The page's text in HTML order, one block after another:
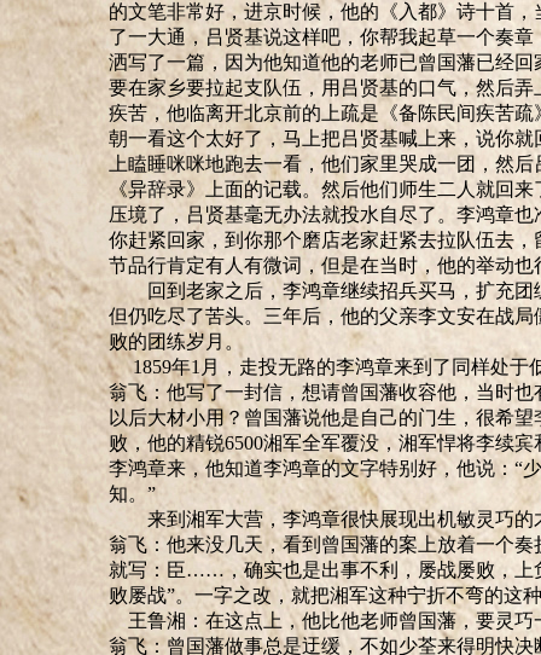
的文笔非常好，进京时候，他的《入都》诗十首
了一大通，吕贤基说这样吧，你帮我起草一个奏
洒写了一篇，因为他知道他的老师已曾国藩已经回
要在家乡要拉起支队伍，用吕贤基的口气，然后
疾苦，他临离开北京前的上疏是《备陈民间疾苦疏
朝一看这个太好了，马上把吕贤基喊上来，说你就
上瞌睡咪咪地跑去一看，他们家里哭成一团，然
《异辞录》上面的记载。然后他们师生二人就回
压境了，吕贤基毫无办法就投水自尽了 。 李鸿章也
你赶紧回家，到你那个磨店老家赶紧去拉队伍去
节品行肯定有人有微词，但是在当时，他的举动也
回到老家之后，李鸿章继续招兵买马，扩充团
但仍吃尽了苦头。三年后，他的父亲李文安在战
败的团练岁月。
1859年1月，走投无路的李鸿章来到了同样处于
翁飞：他写了一封信，想请曾国藩收容他，当时
以后大材小用？曾国藩说他是自己的门生，很希
败，他的精锐6500湘军全军覆没，湘军悍将李续
李鸿章来，他知道李鸿章的文字特别好，他说： “
知。 ”
来到湘军大营，李鸿章很快展现出机敏灵巧的
翁飞：他来没几天，看到曾国藩的案上放着一个
就写 ： 臣……，确实也是出事不利，屡战屡败，
败屡战”。一字之改，就把湘军这种宁折不弯的这
王鲁湘 ：在这点上，他比他老师曾国藩，要灵
翁飞：曾国藩做事总是迂缓，不如少荃来得明快